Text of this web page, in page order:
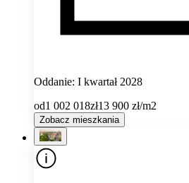
Oddanie: I kwartał 2028
od1 002 018zł13 900 zł/m2
Zobacz mieszkania